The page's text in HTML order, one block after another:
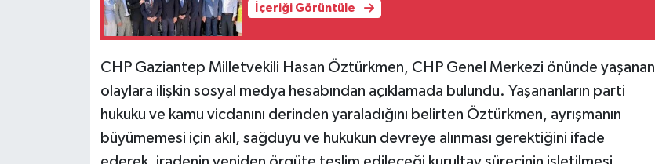
İçeriği Görüntüle
CHP Gaziantep Milletvekili Hasan Öztürkmen, CHP Genel Merkezi önünde yaşanan
olaylara ilişkin sosyal medya hesabından açıklamada bulundu. Yaşananların parti
hukuku ve kamu vicdanını derinden yaraladığını belirten Öztürkmen, ayrışmanın
büyümemesi için akıl, sağduyu ve hukukun devreye alınması gerektiğini ifade
Video Haber
Yeme-İçme